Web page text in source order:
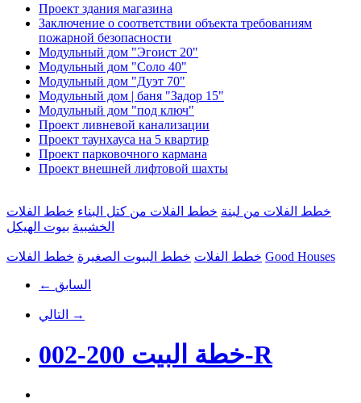
Проект здания магазина
Заключение о соответствии объекта требованиям
пожарной безопасности
Модульный дом "Эгоист 20"
Модульный дом "Соло 40"
Модульный дом "Дуэт 70"
Модульный дом | баня "Задор 15"
Модульный дом "под ключ"
Проект ливневой канализации
Проект таунхауса на 5 квартир
Проект парковочного кармана
Проект внешней лифтовой шахты
خطط الفلات من لبنة خطط الفلات من كتل البناء خطط الفلات
الخشبية بيوت الهيكل
خطط الفلات خطط البيوت الصغيرة خطط الفلات Good Houses
← السابق
التالي →
خطة البيت 200-002-R